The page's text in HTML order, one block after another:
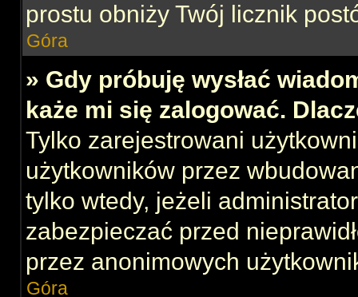
prostu obniży Twój licznik
Góra
» Gdy próbuję wysłać
każe mi się zalogować.
Tylko zarejestrowani
użytkowników przez
tylko wtedy, jeżeli
zabezpieczać przed
przez anonimowych
Góra